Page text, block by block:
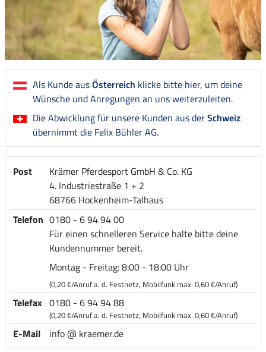
Als Kunde ausÖsterreich klicke bitte hier, um deine
Wünsche und Anregungen an uns weiterzuleiten.
Die Abwicklung für unsere Kunden aus derSchweiz
übernimmt die Felix Bühler AG.
Post
Krämer Pferdesport GmbH & Co. KG
4. Industriestraße 1 + 2
68766 Hockenheim-Talhaus
Telefon 0180 - 6 94 94 00
Für einen schnelleren Service halte bitte deine
Kundennummer bereit.
Montag - Freitag: 8:00 - 18:00 Uhr
(0,20 €/Anruf a. d. Festnetz, Mobilfunk max. 0,60 €/Anruf)
Telefax 0180 - 6 94 94 88
(0,20 €/Anruf a. d. Festnetz, Mobilfunk max. 0,60 €/Anruf)
E-Mail info @ kraemer.de